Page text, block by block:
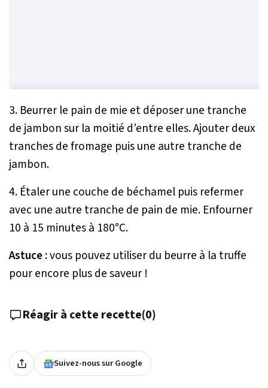
3. Beurrer le pain de mie et déposer une tranche
de jambon sur la moitié d’entre elles. Ajouter deux
tranches de fromage puis une autre tranche de
jambon.
4. Étaler une couche de béchamel puis refermer
avec une autre tranche de pain de mie. Enfourner
10 à 15 minutes à 180°C.
Astuce :vous pouvez utiliser du beurre à la truffe
pour encore plus de saveur !
Réagir à cette recette(0)
Suivez-nous sur Google